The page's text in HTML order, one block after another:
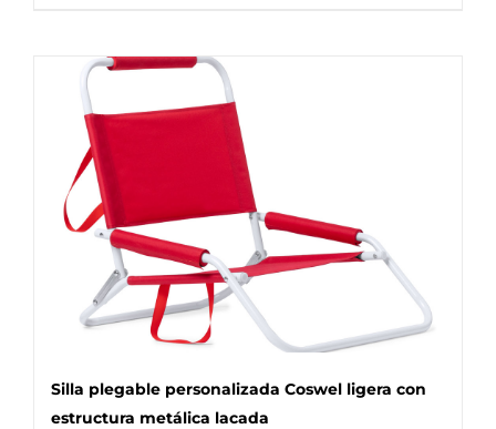
múltiples
variantes.
Las
opciones
pueden
la
página
de
producto
Silla plegable personalizada Coswel ligera con
estructura metálica lacada